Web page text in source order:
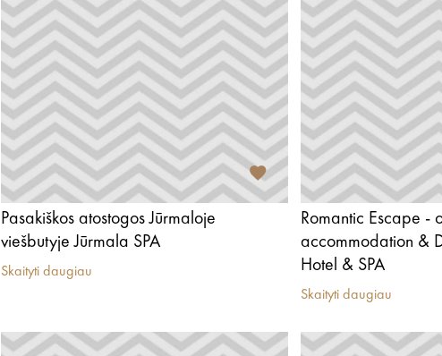
Pasakiškos atostogos Jūrmaloje
viešbutyje Jūrmala SPA
Skaityti daugiau
Romantic Escape -
accommodation &
Hotel & SPA
Skaityti daugiau